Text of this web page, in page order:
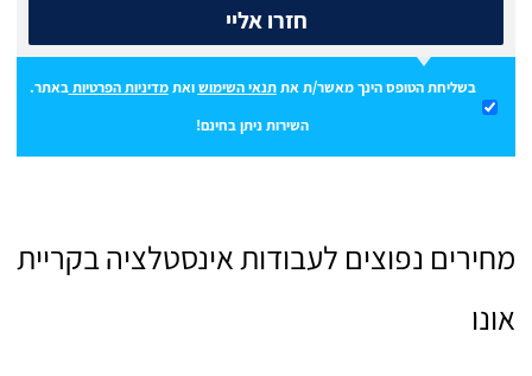
חזרו אליי
בשליחת הטופס הינך מאשר/ת אתתנאי השימושואתמדיניות הפרטיות באתר.
השירות ניתן בחינם!
מחירים נפוצים לעבודות אינסטלציה בקריית
אונו